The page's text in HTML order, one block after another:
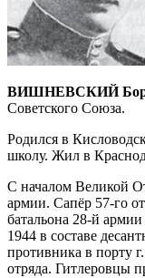
ВИШНЕВСКИЙ
Советского Союза.
Родился в
школу. Жил в
С началом Великой
армии. Сапёр 57-го
батальона 28-й
1944 в составе
противника в порту
отряда. Гитлеровцы